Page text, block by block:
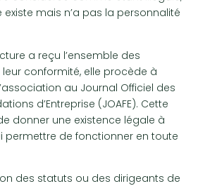
existe mais n’a pas la personnalité
a reçu l’ensemble des
conformité, elle procède à
au Journal Officiel des
d’Entreprise (JOAFE). Cette
donner une existence légale à
permettre de fonctionner en toute
des statuts ou des dirigeants de